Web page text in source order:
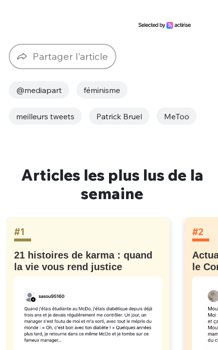
Partager l'article
@mediapart féminisme
meilleurs tweets Patrick Bruel MeToo
Articles les plus lus de la
semaine
#1
21 histoires de karma : quand
la vie vous rend justice
#2
le